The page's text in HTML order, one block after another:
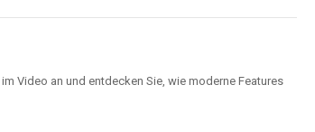
im Video an und entdecken Sie, wie moderne Features